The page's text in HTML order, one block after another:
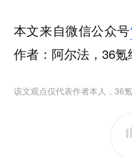
本文来自微信公众号
作者：阿尔法，36氪
该文观点仅代表作者本人，36